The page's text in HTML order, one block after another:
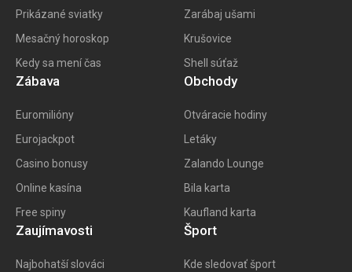
Prikázané sviatky
Mesačný horoskop
Kedy sa mení čas
Zarábaj ušami
Krušovice
Shell súťaž
Zábava
Euromilióny
Eurojackpot
Casino bonusy
Online kasína
Free spiny
Obchody
Otváracie hodiny
Letáky
Zalando Lounge
Bila karta
Kaufland karta
Zaujímavosti
Najbohatší slováci
Šport
Kde sledovať šport